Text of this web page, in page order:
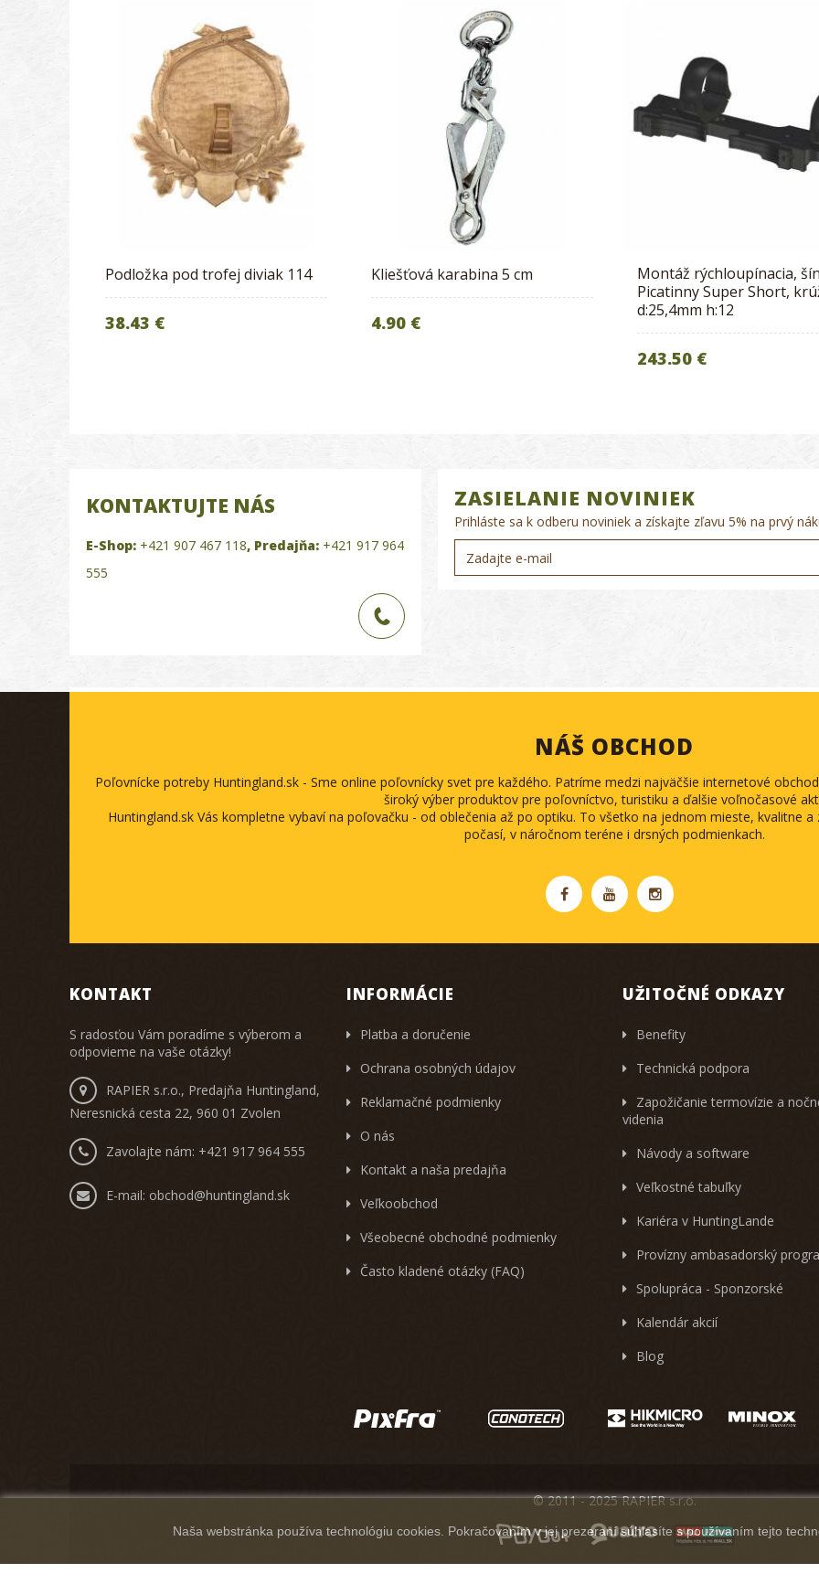
Podložka pod trofej diviak 114
38.43 €
Kliešťová karabina 5 cm
4.90 €
Montáž rýchloupínacia,
Picatinny Super Short,
d:25,4mm h:12
243.50 €
KONTAKTUJTE NÁS
E-Shop: +421 907 467 118, Predajňa: +421 917 964
555
ZASIELANIE NOVINIEK
Prihláste sa k odberu noviniek a získajte zľavu 5% na prvý
NÁŠ OBCHOD
Poľovnícke potreby Huntingland.sk - Sme online poľovnícky svet pre každého. Patríme medzi najväčšie internetové
široký výber produktov pre poľovníctvo, turistiku a ďalšie voľnočasové
Huntingland.sk Vás kompletne vybaví na poľovačku - od oblečenia až po optiku. To všetko na jednom mieste, kvalitne
počasí, v náročnom teréne i drsných podmienkach.
KONTAKT
S radosťou Vám poradíme s výberom a
odpovieme na vaše otázky!
RAPIER s.r.o., Predajňa Huntingland,
Neresnická cesta 22, 960 01 Zvolen
Zavolajte nám: +421 917 964 555
E-mail: obchod@huntingland.sk
INFORMÁCIE
Platba a doručenie
Ochrana osobných údajov
Reklamačné podmienky
O nás
Kontakt a naša predajňa
Veľkoobchod
Všeobecné obchodné podmienky
Často kladené otázky (FAQ)
UŽITOČNÉ ODKAZY
Benefity
Technická podpora
Zapožičanie termovízie a
videnia
Návody a software
Veľkostné tabuľky
Kariéra v HuntingLande
Provízny ambasadorský
Spolupráca - Sponzorské
Kalendár akcií
Blog
Naša webstránka používa technológiu cookies. Pokračovaním v jej prezeraní súhlasíte s používaním tejto
© 2011 - 2025 RAPIER s.r.o.